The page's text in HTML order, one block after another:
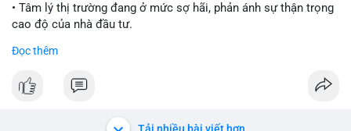
• Tâm lý thị trường đang ở mức sợ hãi, phản ánh sự thận trọng
cao độ của nhà đầu tư.
📈 XU HƯỚNG TÌM KIẾM & THẢO LUẬN
CASHCAT, CRO.
Chainlink, Litecoin.
Đọc thêm